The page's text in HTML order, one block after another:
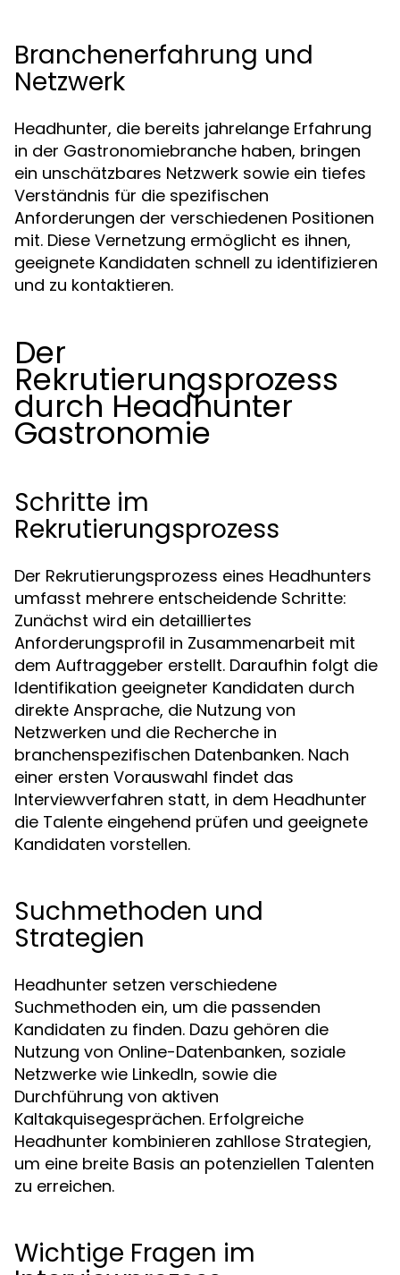
Branchenerfahrung und
Netzwerk
Headhunter, die bereits jahrelange Erfahrung
in der Gastronomiebranche haben, bringen
ein unschätzbares Netzwerk sowie ein tiefes
Verständnis für die spezifischen
Anforderungen der verschiedenen Positionen
mit. Diese Vernetzung ermöglicht es ihnen,
geeignete Kandidaten schnell zu identifizieren
und zu kontaktieren.
Der
Rekrutierungsprozess
durch Headhunter
Gastronomie
Schritte im
Rekrutierungsprozess
Der Rekrutierungsprozess eines Headhunters
umfasst mehrere entscheidende Schritte:
Zunächst wird ein detailliertes
Anforderungsprofil in Zusammenarbeit mit
dem Auftraggeber erstellt. Daraufhin folgt die
Identifikation geeigneter Kandidaten durch
direkte Ansprache, die Nutzung von
Netzwerken und die Recherche in
branchenspezifischen Datenbanken. Nach
einer ersten Vorauswahl findet das
Interviewverfahren statt, in dem Headhunter
die Talente eingehend prüfen und geeignete
Kandidaten vorstellen.
Suchmethoden und
Strategien
Headhunter setzen verschiedene
Suchmethoden ein, um die passenden
Kandidaten zu finden. Dazu gehören die
Nutzung von Online-Datenbanken, soziale
Netzwerke wie LinkedIn, sowie die
Durchführung von aktiven
Kaltakquisegesprächen. Erfolgreiche
Headhunter kombinieren zahllose Strategien,
um eine breite Basis an potenziellen Talenten
zu erreichen.
Wichtige Fragen im